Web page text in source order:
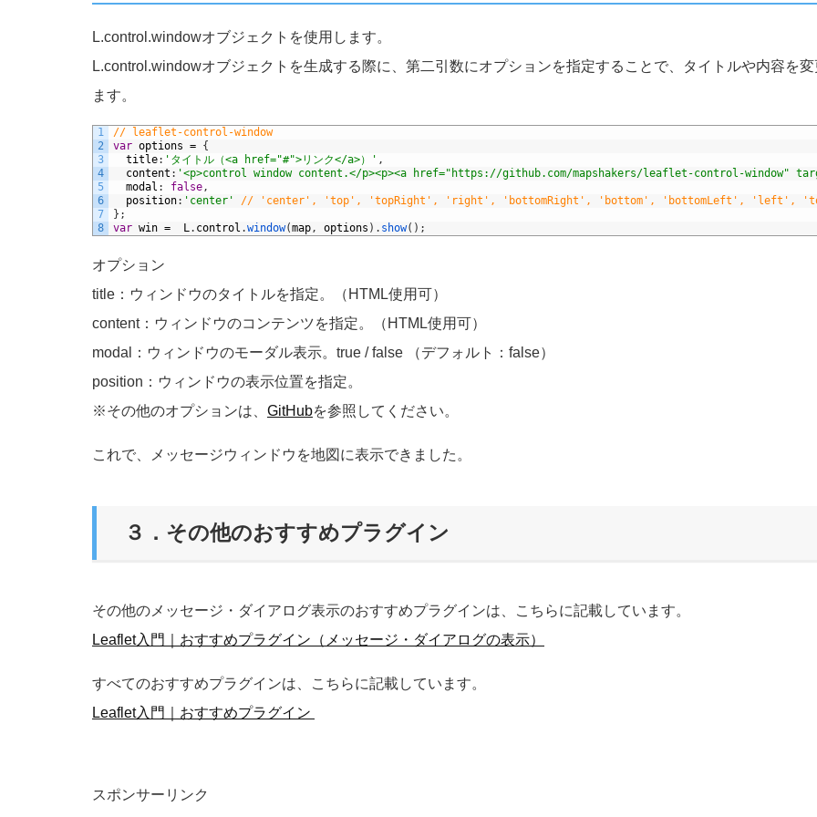
L.control.windowオブジェクトを使用します。
L.control.windowオブジェクトを生成する際に、第二引数にオプションを指定することで、タイトルや内容を変
ます。
1
2
3
4
5
6
7
8
// leaflet-control-window
var options = {
title: 'タイトル（<a href="#">リンク</a>）' ,
content : '<p>control window content.</p><p><a href="https://github.com/mapshakers/leaflet-control-window"
modal : false ,
position: 'center'
// 'center', 'top', 'topRight', 'right', 'bottomRight', 'bottom', 'bottomLeft', 'left',
} ;
var win = L . control .window(map , options ) . show( ) ;
オプション
title：ウィンドウのタイトルを指定。（HTML使用可）
content：ウィンドウのコンテンツを指定。（HTML使用可）
modal：ウィンドウのモーダル表示。true / false （デフォルト：false）
position：ウィンドウの表示位置を指定。
※その他のオプションは、 GitHubを参照してください。
これで、メッセージウィンドウを地図に表示できました。
３．その他のおすすめプラグイン
その他のメッセージ・ダイアログ表示のおすすめプラグインは、こちらに記載しています。
Leaflet入門｜おすすめプラグイン（メッセージ・ダイアログの表示）
すべてのおすすめプラグインは、こちらに記載しています。
Leaflet入門｜おすすめプラグイン
スポンサーリンク